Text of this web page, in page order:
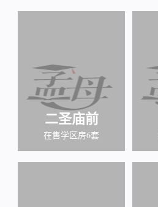
二圣庙前
在售学区房6套